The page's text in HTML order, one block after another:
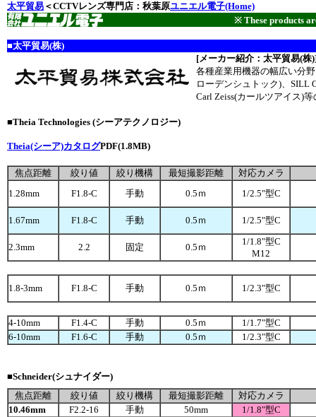
太平貿易 ＜CCTVレンズ専門店：秋葉原ユニエル電子(Home)
※ These products
■太平貿易(株)
[メーカー紹介：太平貿易(株
各種産業用機器の幅広い分
ローデンシュトック)、SILL
Carl Zeiss(カールツアイス)
■Theia Technologies (シーアテクノロジー)
Theia(シーア)カタログPDF(1.8MB)
焦点距離 絞り値 絞り機構 最短撮影距離
対応カメラ
1.28mm
F1.8-C 手動 0.5ｍ 1/2.5"型C
1.67mm F1.8-C 手動 0.5ｍ 1/2.5"型C
2.3mm 2.2 固定 0.5ｍ
1/1.8"型C
M12
1.8-3mm F1.8-C 手動 0.5ｍ 1/2.3"型C
4-10mm F1.4-C 手動 0.5ｍ
1/1.7"型C
6-10mm
F1.6-C 手動 0.5ｍ 1/2.3"型C
■Schneider(シュナイダー)
焦点距離
絞り値 絞り機構 最短撮影距離
対応カメラ
10.46mm
F2.2-16 手動 50mm 1/1.8"型C